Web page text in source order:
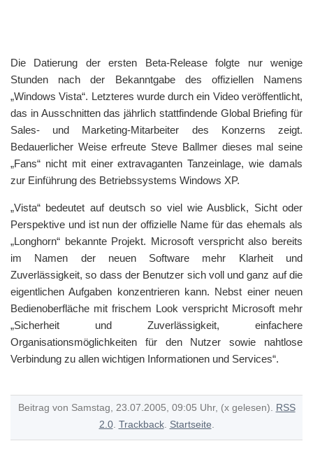
Die Datierung der ersten Beta-Release folgte nur wenige
Stunden nach der Bekanntgabe des offiziellen Namens
„Windows Vista“. Letzteres wurde durch ein Video veröffentlicht,
das in Ausschnitten das jährlich stattfindende Global Briefing für
Sales- und Marketing-Mitarbeiter des Konzerns zeigt.
Bedauerlicher Weise erfreute Steve Ballmer dieses mal seine
„Fans“ nicht mit einer extravaganten Tanzeinlage, wie damals
zur Einführung des Betriebssystems Windows XP.
„Vista“ bedeutet auf deutsch so viel wie Ausblick, Sicht oder
Perspektive und ist nun der offizielle Name für das ehemals als
„Longhorn“ bekannte Projekt. Microsoft verspricht also bereits
im Namen der neuen Software mehr Klarheit und
Zuverlässigkeit, so dass der Benutzer sich voll und ganz auf die
eigentlichen Aufgaben konzentrieren kann. Nebst einer neuen
Bedienoberfläche mit frischem Look verspricht Microsoft mehr
„Sicherheit und Zuverlässigkeit, einfachere
Organisationsmöglichkeiten für den Nutzer sowie nahtlose
Verbindung zu allen wichtigen Informationen und Services“.
Beitrag von Samstag, 23.07.2005, 09:05 Uhr, (x gelesen). RSS
2.0. Trackback. Startseite.